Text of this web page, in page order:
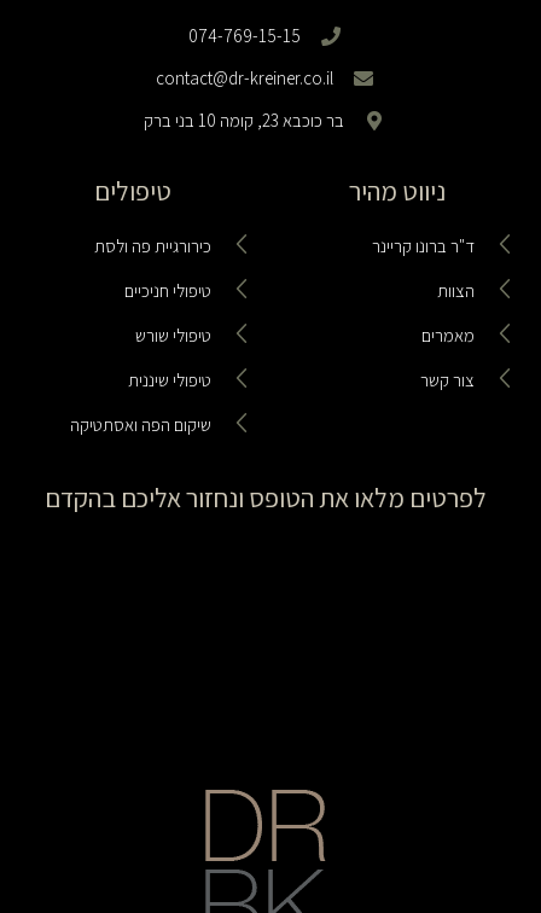
074-769-15-15
contact@dr-kreiner.co.il
בר כוכבא 23, קומה 10 בני ברק
ניווט מהיר
ד"ר ברונו קריינר
הצוות
מאמרים
צור קשר
טיפולים
כירורגיית פה ולסת
טיפולי חניכיים
טיפולי שורש
טיפולי שיננית
שיקום הפה ואסתטיקה
לפרטים מלאו את הטופס ונחזור אליכם בהקדם